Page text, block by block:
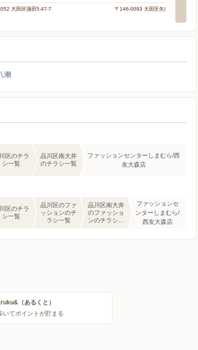
大田区蒲田5-47-7 〒146-0093 大田区矢口1-19-1
潮
区のチラ
シ一覧
品川区南大井
のチラシ一覧
ファッションセンターしまむら/西
友大森店
区のチラ
シ一覧
品川区のファ
ッションのチ
ラシ一覧
品川区南大井
のファッショ
ンのチラシ一
ファッションセ
ンターしまむら/
西友大森店
（あるくと）
いてポイントが貯まる